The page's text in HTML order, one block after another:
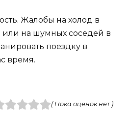
Жалобы на холод в
или на шумных соседей в
поездку в
время.
( Пока оценок нет )